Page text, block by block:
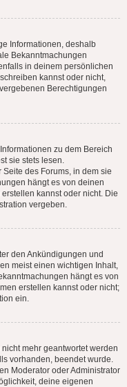
Informationen, deshalb
Bekanntmachungen
in deinem persönlichen
kannst oder nicht,
Berechtigungen
zu dem Bereich
sie stets lesen.
des Forums, in dem sie
hängt es von deinen
kannst oder nicht. Die
vergeben.
den Ankündigungen und
meist einen wichtigen Inhalt,
hängt es von
erstellen kannst oder nicht;
ein.
mehr geantwortet werden
vorhanden, beendet wurde.
Moderator oder Administrator
deine eigenen